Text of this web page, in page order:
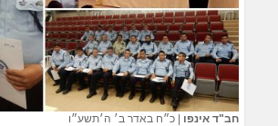
חב"ד אינפו |כ״ח באדר ב׳ ה׳תשע״ו